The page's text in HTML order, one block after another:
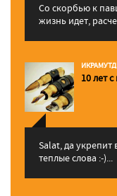
Со скорбью к
жизнь идет,
10 лет
Salat, да укрепит
теплые слова :-)...